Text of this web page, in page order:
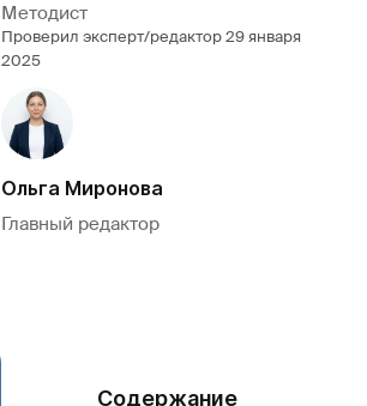
Методист
Проверил эксперт/редактор29 января
2025
Ольга Миронова
Главный редактор
Содержание